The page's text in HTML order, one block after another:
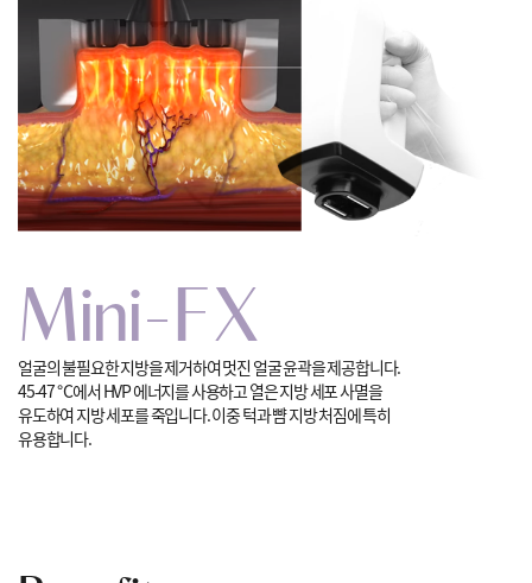
Mini-FX
얼굴의 불필요한 지방을 제거하여 멋진 얼굴 윤곽을 제공합니다.
45-47 ° C에서 HVP 에너지를 사용하고 열은 지방 세포 사멸을
유도하여 지방 세포를 죽입니다. 이중 턱과 뺨 지방 처짐에 특히
유용합니다.